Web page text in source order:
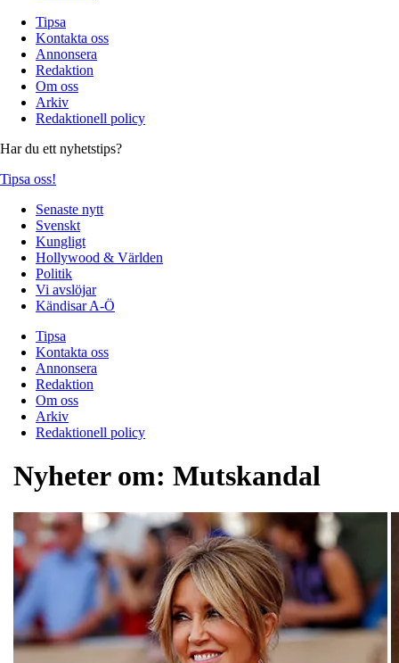
Tipsa
Kontakta oss
Annonsera
Redaktion
Om oss
Arkiv
Redaktionell policy
Har du ett nyhetstips?
Tipsa oss!
Senaste nytt
Svenskt
Kungligt
Hollywood & Världen
Politik
Vi avslöjar
Kändisar A-Ö
Tipsa
Kontakta oss
Annonsera
Redaktion
Om oss
Arkiv
Redaktionell policy
Nyheter om: Mutskandal